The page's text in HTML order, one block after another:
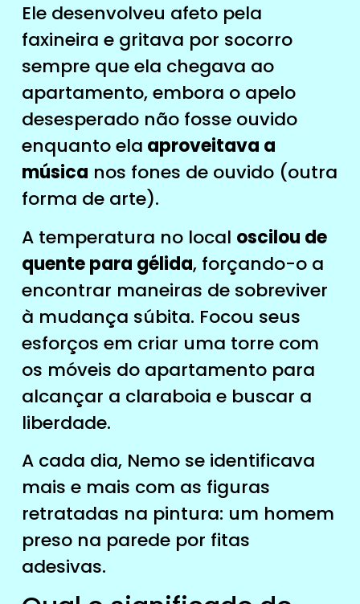
Ele desenvolveu afeto pela
faxineira e gritava por socorro
sempre que ela chegava ao
apartamento, embora o apelo
desesperado não fosse ouvido
enquanto ela aproveitava a
música nos fones de ouvido (outra
forma de arte).
A temperatura no local oscilou de
quente para gélida, forçando-o a
encontrar maneiras de sobreviver
à mudança súbita. Focou seus
esforços em criar uma torre com
os móveis do apartamento para
alcançar a claraboia e buscar a
liberdade.
A cada dia, Nemo se identificava
mais e mais com as figuras
retratadas na pintura: um homem
preso na parede por fitas
adesivas.